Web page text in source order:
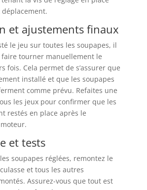
et ajustements finaux
le jeu sur toutes les soupapes, il
tourner manuellement le
fois. Cela permet de s’assurer que
installé et que les soupapes
comme prévu. Refaites une
les jeux pour confirmer que les
restés en place après le
et tests
soupapes réglées, remontez le
et tous les autres
Assurez-vous que tout est